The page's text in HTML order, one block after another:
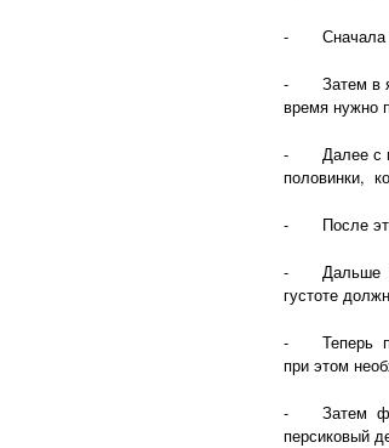
- Сначала
- Затем в
время нужно
- Далее с
половинки,
- После
- Дальше
густоте
- Теперь по
при этом
- Затем
персиковый